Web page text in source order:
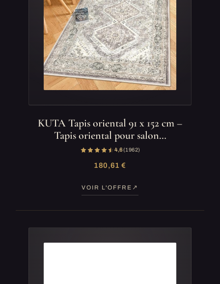
KUTA Tapis oriental 91 x 152 cm –
Tapis oriental pour salon…
4,6(1 962)
180,61 €
VOIR L'OFFRE